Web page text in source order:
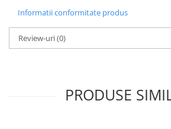
Informatii conformitate produs
Review-uri(0)
PRODUSE